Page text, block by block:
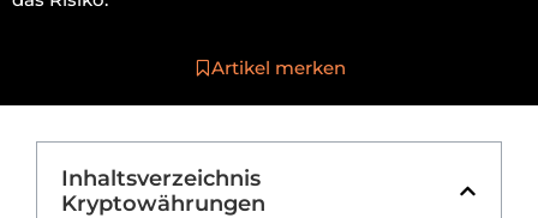
Artikel merken
Inhaltsverzeichnis
Kryptowährungen